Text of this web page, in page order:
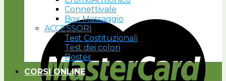
Connettivale
Box Massaggio
ACCESSORI
Test Costituzionali
Test dei colori
Poster
CORSI ONLINE